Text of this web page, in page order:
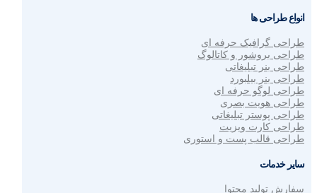
انواع طراحی ها
طراحی گرافیک حرفه ای
طراحی بروشور و کاتالوگ
طراحی بنر تبلیغاتی
طراحی بنر بیلبورد
طراحی لوگو حرفه ای
طراحی هویت بصری
طراحی پوستر تبلیغاتی
طراحی کارت ویزیت
طراحی قالب پست و استوری
سایر خدمات
سفارش تولید محتوا